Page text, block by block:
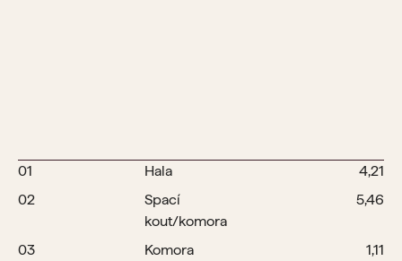
01 Hala
4,21
02
Spací
kout/komora
5,46
03 Komora
1,11